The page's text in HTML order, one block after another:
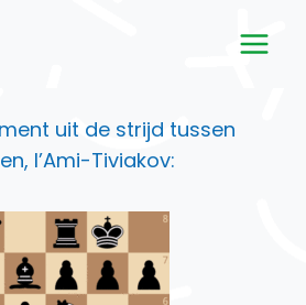
uit de strijd tussen
l’Ami-Tiviakov: